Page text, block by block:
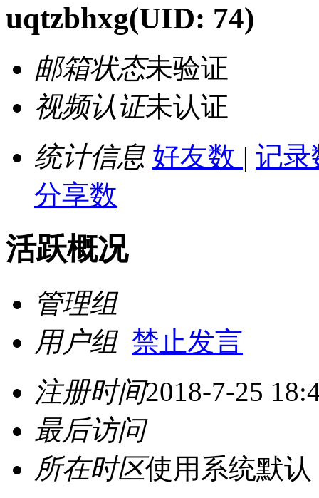
uqtzbhxg(UID: 74)
邮箱状态未验证
视频认证未认证
统计信息 好友数 | 记
分享数
活跃概况
管理组
用户组 禁止发言
注册时间2018-7-25
最后访问
所在时区使用系统默认